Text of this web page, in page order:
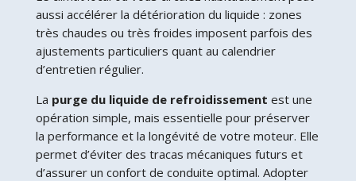
aussi accélérer la détérioration du liquide : zones
très chaudes ou très froides imposent parfois des
ajustements particuliers quant au calendrier
d’entretien régulier.
La purge du liquide de refroidissement est une
opération simple, mais essentielle pour préserver
la performance et la longévité de votre moteur. Elle
permet d’éviter des tracas mécaniques futurs et
d’assurer un confort de conduite optimal. Adopter